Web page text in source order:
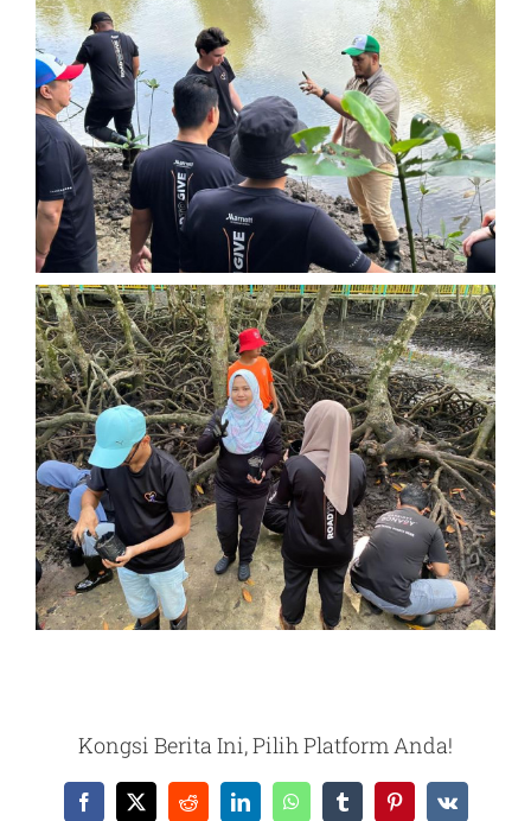
Kongsi Berita Ini, Pilih Platform Anda!
Facebook
X RedditLinkedInWhatsAppTumblrPinterest
Vk